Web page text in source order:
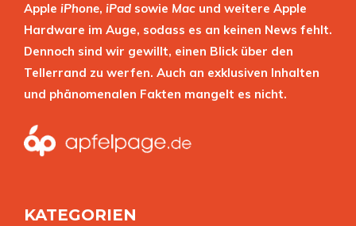
Apple iPhone, iPad sowie Mac und weitere Apple
Hardware im Auge, sodass es an keinen News fehlt.
Dennoch sind wir gewillt, einen Blick über den
Tellerrand zu werfen. Auch an exklusiven Inhalten
und phänomenalen Fakten mangelt es nicht.
KATEGORIEN